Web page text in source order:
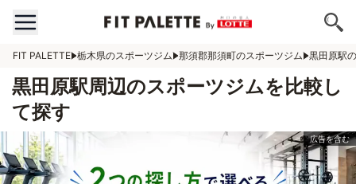
FIT PALETTE 栃木県のスポーツジム 那須郡那須町のスポーツジム 黒田原駅
黒田原駅周辺のスポーツジムを比較し
て探す